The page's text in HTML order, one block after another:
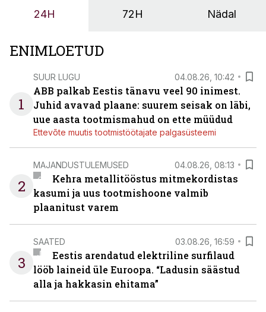
24H 72H Nädal
ENIMLOETUD
1
SUUR LUGU 04.08.26, 10:42
ABB palkab Eestis tänavu veel 90 inimest.
Juhid avavad plaane: suurem seisak on läbi,
uue aasta tootmismahud on ette müüdud
Ettevõte muutis tootmistöötajate palgasüsteemi
2
MAJANDUSTULEMUSED 04.08.26, 08:13
Kehra metallitööstus mitmekordistas
kasumi ja uus tootmishoone valmib
plaanitust varem
3
SAATED 03.08.26, 16:59
Eestis arendatud elektriline surfilaud
lööb laineid üle Euroopa. “Ladusin säästud
alla ja hakkasin ehitama”